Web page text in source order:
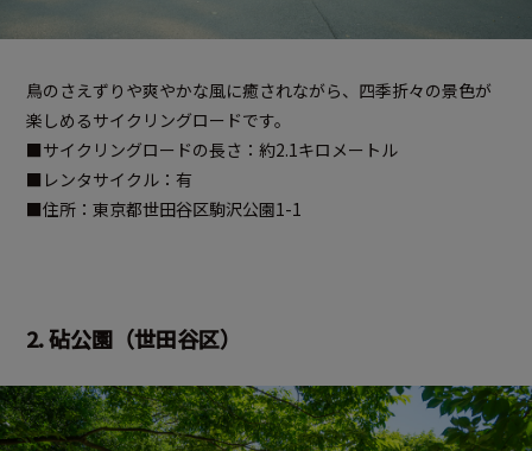
鳥のさえずりや爽やかな風に癒されながら、四季折々の景色が
楽しめるサイクリングロードです。
■サイクリングロードの長さ：約2.1キロメートル
■レンタサイクル：有
■住所：東京都世田谷区駒沢公園1-1
2. 砧公園（世田谷区）